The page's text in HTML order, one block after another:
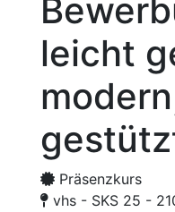
leicht
Präsenzkurs
vhs - SKS 25 -